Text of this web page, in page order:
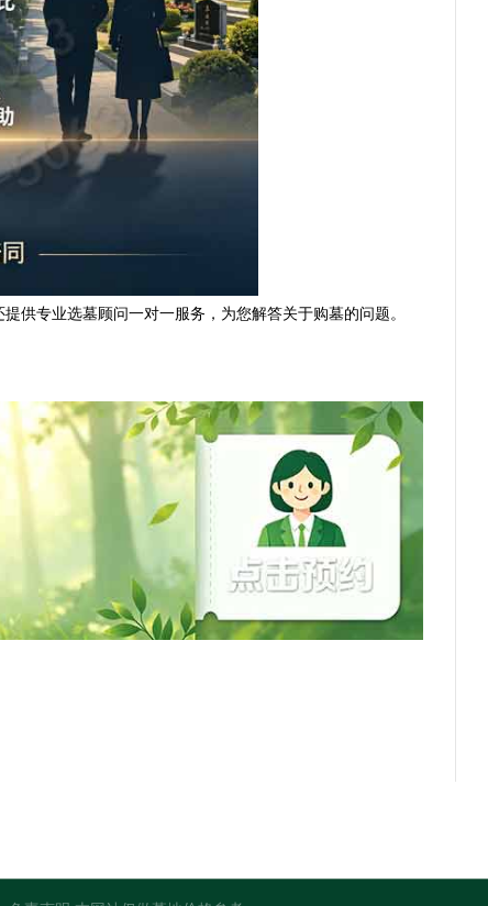
供专业选墓顾问一对一服务，为您解答关于购墓的问题。